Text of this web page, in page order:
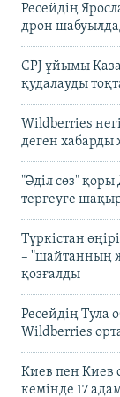
Ресейдің
дрон
CPJ ұйымы
қудалауды
Wildberries
деген
"Әділ сөз"
тергеуге
Түркістан
– "шайтанның
қозғалды
Ресейдің Тула
Wildberries
Киев пен Киев
кемінде 17